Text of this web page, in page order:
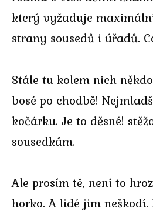
který vyžaduje
strany sousedů i úřadů.
Stále tu kolem nich
bosé po chodbě!
kočárku. Je to děsné!
sousedkám.
Ale prosím tě, není to
horko. A lidé jim